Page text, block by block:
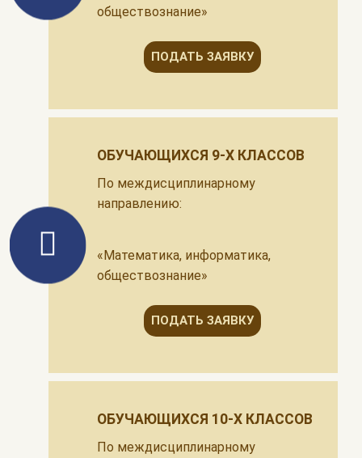
обществознание»
ПОДАТЬ ЗАЯВКУ
ОБУЧАЮЩИХСЯ 9-Х КЛАССОВ
По междисциплинарному
направлению:
«Математика, информатика,
обществознание»
ПОДАТЬ ЗАЯВКУ
ОБУЧАЮЩИХСЯ 10-Х КЛАССОВ
По междисциплинарному